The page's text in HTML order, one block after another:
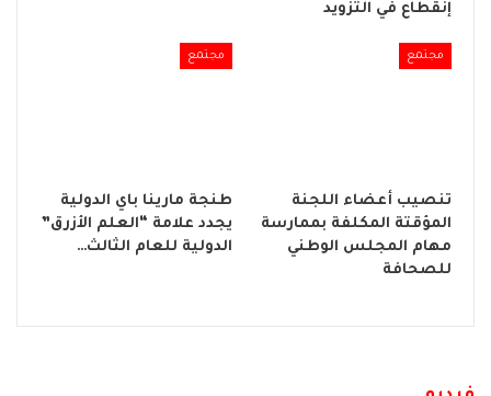
إنقطاع في التزويد
مجتمع
تنصيب أعضاء اللجنة
المؤقتة المكلفة بممارسة
مهام المجلس الوطني
للصحافة
مجتمع
طنجة مارينا باي الدولية
يجدد علامة “العلم الأزرق”
الدولية للعام الثالث…